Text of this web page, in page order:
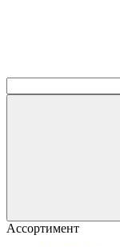
Ассортимент